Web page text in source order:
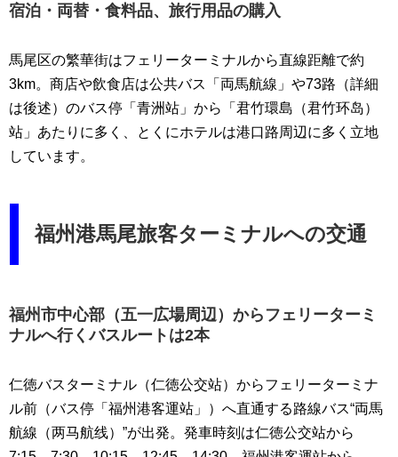
宿泊・両替・食料品、旅行用品の購入
馬尾区の繁華街はフェリーターミナルから直線距離で約
3km。商店や飲食店は公共バス「両馬航線」や73路（詳細
は後述）のバス停「青洲站」から「君竹環島（君竹环岛）
站」あたりに多く、とくにホテルは港口路周辺に多く立地
しています。
福州港馬尾旅客ターミナルへの交通
福州市中心部（五一広場周辺）からフェリーターミ
ナルへ行くバスルートは2本
仁徳バスターミナル（仁徳公交站）からフェリーターミナ
ル前（バス停「福州港客運站」）へ直通する路線バス“両馬
航線（两马航线）”が出発。発車時刻は仁徳公交站から